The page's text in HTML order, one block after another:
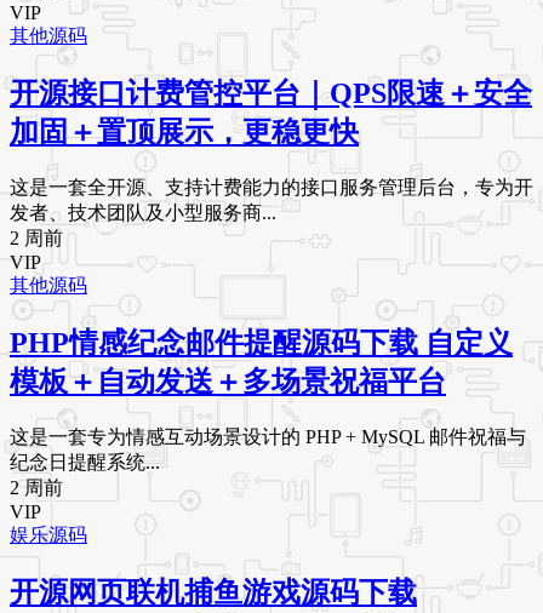
VIP
其他源码
开源接口计费管控平台｜QPS限速＋安全
加固＋置顶展示，更稳更快
这是一套全开源、支持计费能力的接口服务管理后台，专为开
发者、技术团队及小型服务商...
2 周前
VIP
其他源码
PHP情感纪念邮件提醒源码下载 自定义
模板＋自动发送＋多场景祝福平台
这是一套专为情感互动场景设计的 PHP + MySQL 邮件祝福与
纪念日提醒系统...
2 周前
VIP
娱乐源码
开源网页联机捕鱼游戏源码下载